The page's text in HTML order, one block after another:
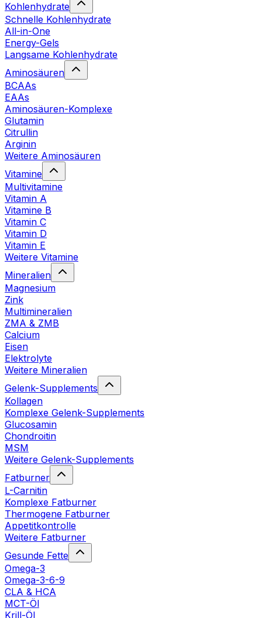
Kohlenhydrate
Schnelle Kohlenhydrate
All-in-One
Energy-Gels
Langsame Kohlenhydrate
Aminosäuren
BCAAs
EAAs
Aminosäuren-Komplexe
Glutamin
Citrullin
Arginin
Weitere Aminosäuren
Vitamine
Multivitamine
Vitamin A
Vitamine B
Vitamin C
Vitamin D
Vitamin E
Weitere Vitamine
Mineralien
Magnesium
Zink
Multimineralien
ZMA & ZMB
Calcium
Eisen
Elektrolyte
Weitere Mineralien
Gelenk-Supplements
Kollagen
Komplexe Gelenk-Supplements
Glucosamin
Chondroitin
MSM
Weitere Gelenk-Supplements
Fatburner
L-Carnitin
Komplexe Fatburner
Thermogene Fatburner
Appetitkontrolle
Weitere Fatburner
Gesunde Fette
Omega-3
Omega-3-6-9
CLA & HCA
MCT-Öl
Krill-Öl